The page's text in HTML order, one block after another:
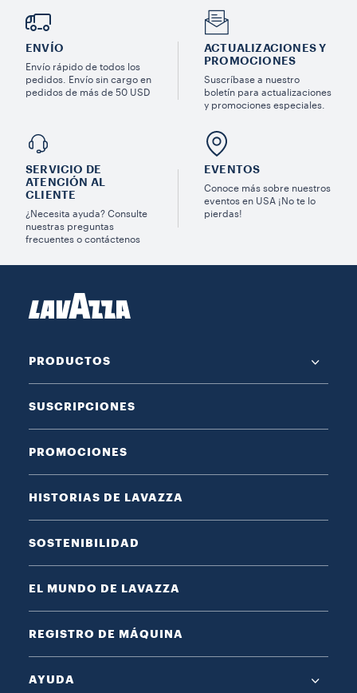
ENVÍO
Envío rápido de todos los
pedidos. Envío sin cargo en
pedidos de más de 50 USD
ACTUALIZACIONES Y
PROMOCIONES
Suscríbase a nuestro
boletín para actualizaciones
y promociones especiales.
SERVICIO DE
ATENCIÓN AL
CLIENTE
¿Necesita ayuda? Consulte
nuestras preguntas
frecuentes o contáctenos
EVENTOS
Conoce más sobre nuestros
eventos en USA ¡No te lo
pierdas!
PRODUCTOS
SUSCRIPCIONES
PROMOCIONES
HISTORIAS DE LAVAZZA
SOSTENIBILIDAD
EL MUNDO DE LAVAZZA
REGISTRO DE MÁQUINA
AYUDA